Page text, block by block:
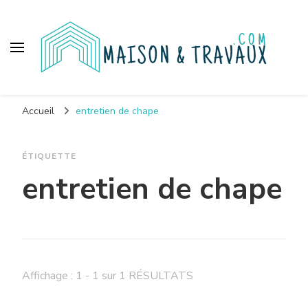
Accueil entretien de chape
ÉTIQUETTE
entretien de chape
Affichage : 1 - 1 sur 1 RÉSULTATS